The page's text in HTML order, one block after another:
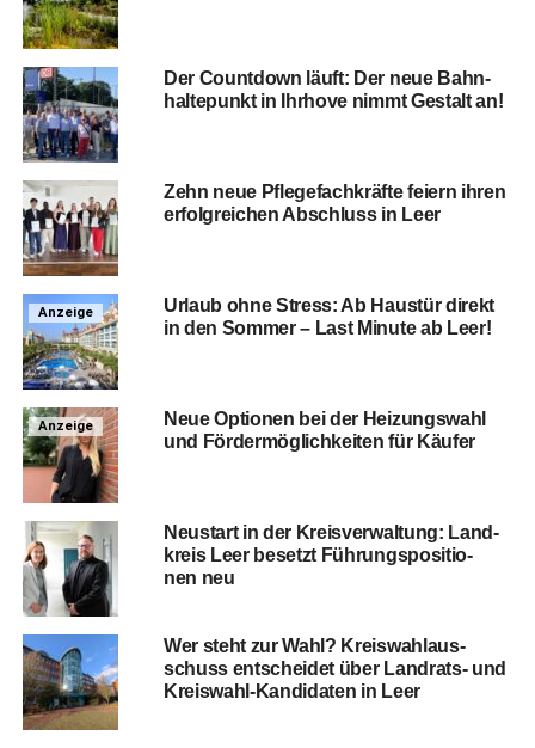
Der Count­down läuft: Der neue Bahn­
hal­te­punkt in Ihr­ho­ve nimmt Gestalt an!
Zehn neue Pfle­ge­fach­kräf­te fei­ern ihren
erfolg­rei­chen Abschluss in Leer
Anzeige
Urlaub ohne Stress: Ab Haus­tür direkt
in den Som­mer – Last Minu­te ab Leer!
Anzeige
Neue Optio­nen bei der Hei­zungs­wahl
und För­der­mög­lich­kei­ten für Käufer
Neu­start in der Kreis­ver­wal­tung: Land­
kreis Leer besetzt Füh­rungs­po­si­tio­
nen neu
Wer steht zur Wahl? Kreis­wahl­aus­
schuss ent­schei­det über Land­rats- und
Kreis­wahl-Kan­di­da­ten in Leer